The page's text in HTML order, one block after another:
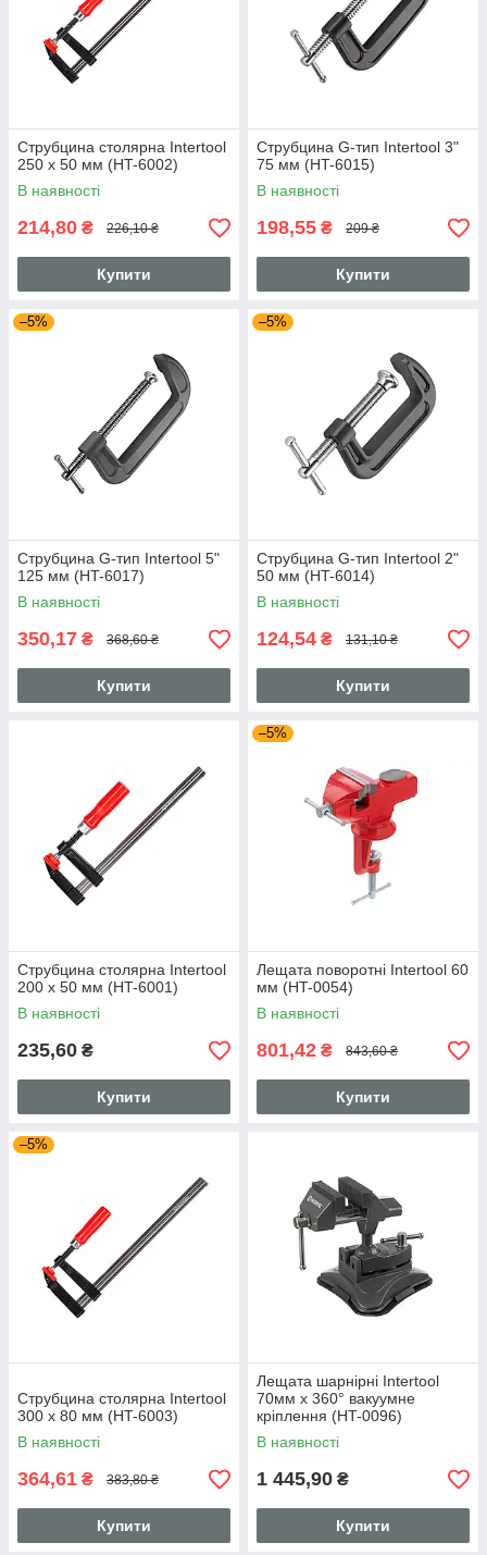
Струбцина столярна Intertool
250 х 50 мм (HT-6002)
В наявності
214,80 ₴ 226,10 ₴
Купити
Струбцина G-тип Intertool 3"
75 мм (HT-6015)
В наявності
198,55 ₴ 209 ₴
Купити
–5%
Струбцина G-тип Intertool 5"
125 мм (HT-6017)
В наявності
350,17 ₴ 368,60 ₴
Купити
–5%
Струбцина G-тип Intertool 2"
50 мм (HT-6014)
В наявності
124,54 ₴ 131,10 ₴
Купити
Струбцина столярна Intertool
200 х 50 мм (HT-6001)
В наявності
235,60 ₴
Купити
–5%
Лещата поворотні Intertool 60
мм (HT-0054)
В наявності
801,42 ₴ 843,60 ₴
Купити
–5%
Струбцина столярна Intertool
300 х 80 мм (HT-6003)
В наявності
364,61 ₴ 383,80 ₴
Купити
Лещата шарнірні Intertool
70мм x 360° вакуумне
кріплення (HT-0096)
В наявності
1 445,90 ₴
Купити